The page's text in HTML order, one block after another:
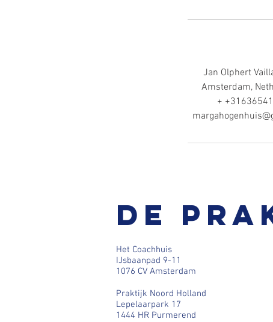
Jan Olphert
Amsterdam,
+
De
Het Coachhuis
IJsbaanpad 9-11
1076 CV Amsterdam
Praktijk Noord Holland
Lepelaarpark 17
1444 HR Purmerend